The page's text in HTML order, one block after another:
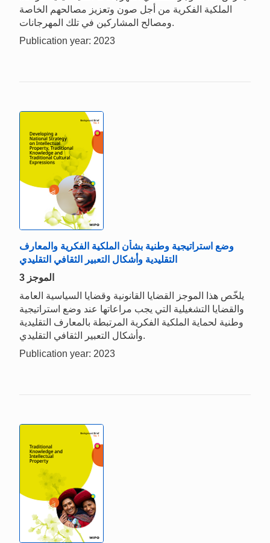
الملكية الفكرية من أجل صون وتعزيز مصالحهم الخاصة
ومصالح المشاركين في تلك المهرجانات.
Publication year: 2023
وضع استراتيجية وطنية بشأن الملكية الفكرية والمعارف
التقليدية وأشكال التعبير الثقافي التقليدي
الموجز 3
يلخّص هذا الموجز القضايا القانونية وقضايا السياسية العامة
والقضايا التشغيلية التي يجب مراعاتها عند وضع استراتيجية
وطنية لحماية الملكية الفكرية المرتبطة بالمعارف التقليدية
وأشكال التعبير الثقافي التقليدي.
Publication year: 2023